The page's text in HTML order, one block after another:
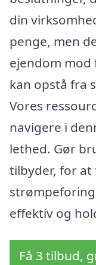
din
penge, men
ejendom
kan opstå fra
Vores
navigere i
lethed. Gør
tilbyder, for
effektiv og
Få 3 tilbud,